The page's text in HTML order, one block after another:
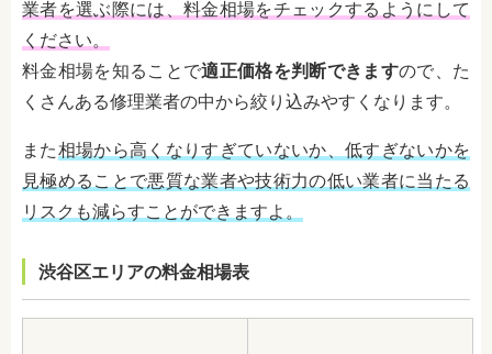
業者を選ぶ際には、料金相場をチェックするようにして
ください。
料金相場を知ることで適正価格を判断できますので、た
くさんある修理業者の中から絞り込みやすくなります。
また相場から高くなりすぎていないか、低すぎないかを
見極めることで悪質な業者や技術力の低い業者に当たる
リスクも減らすことができますよ。
渋谷区エリアの料金相場表